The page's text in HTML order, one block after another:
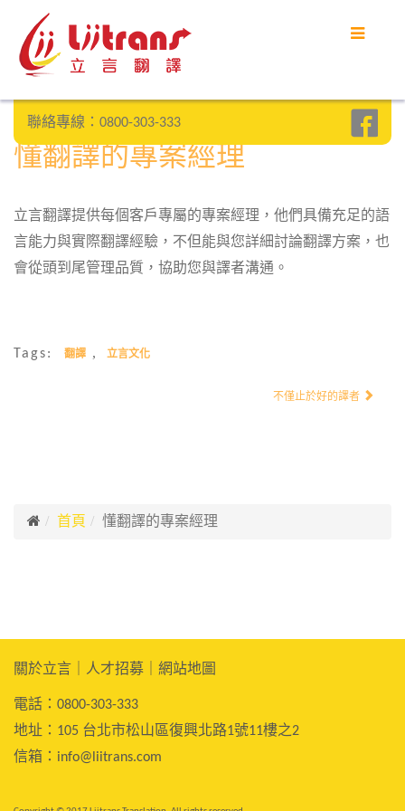
聯絡專線：0800-303-333
懂翻譯的專案經理
立言翻譯提供每個客戶專屬的專案經理，他們具備充足的語
言能力與實際翻譯經驗，不但能與您詳細討論翻譯方案，也
會從頭到尾管理品質，協助您與譯者溝通。
Tags: 翻譯 , 立言文化
不僅止於好的譯者
首頁 懂翻譯的專案經理
關於立言 人才招募 網站地圖
電話：0800-303-333
地址：105 台北市松山區復興北路1號11樓之2
信箱： info@liitrans.com
首頁
立言優勢
客戶案例
常見問題
聯絡我們
SEARCH